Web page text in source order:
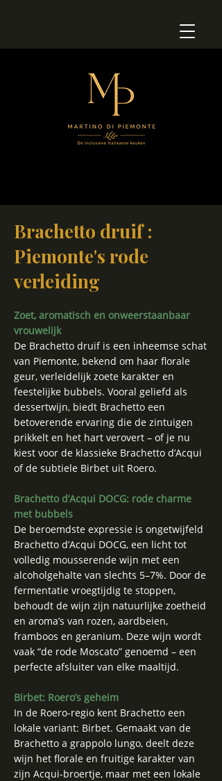
Brachetto druif :
Piemonte's rode
verleiding
Zoet, aromatisch en onweerstaanbaar
vrouwelijk
De Brachetto druif is een inheemse schat
van Piemonte, bekend om haar florale
geur, verleidelijk zoete karakter en
feestelijke bubbels. Vooral geliefd als
dessertwijn, biedt Brachetto een
betoverende ervaring die de zintuigen
prikkelt en het hart verovert – of je nu
kiest voor de klassieke Brachetto d’Acqui
of de subtiele Birbet uit Roero.
Brachetto d’Acqui DOCG: rode charme
met bubbels
De beroemdste expressie is ongetwijfeld
Brachetto d’Acqui DOCG, een licht tot
volledig mousserende wijn met een
alcoholgehalte van slechts 5–7%. Door de
fermentatie vroegtijdig te stoppen,
behoudt de wijn zijn natuurlijke zoetheid
en aroma’s van rozen, aardbeien,
framboos en geranium. Deze wijn wordt
vaak “de rode Moscato” genoemd – een
perfecte afsluiter van elke maaltijd.
Birbet: Roero’s geheim
In de Roero-regio kent Brachetto een
lokale variant: Birbet. Gemaakt van de
Brachetto a grappolo lungo, deelt deze
wijn het florale en fruitige karakter van
zijn Acqui-broertje, maar met een lokale